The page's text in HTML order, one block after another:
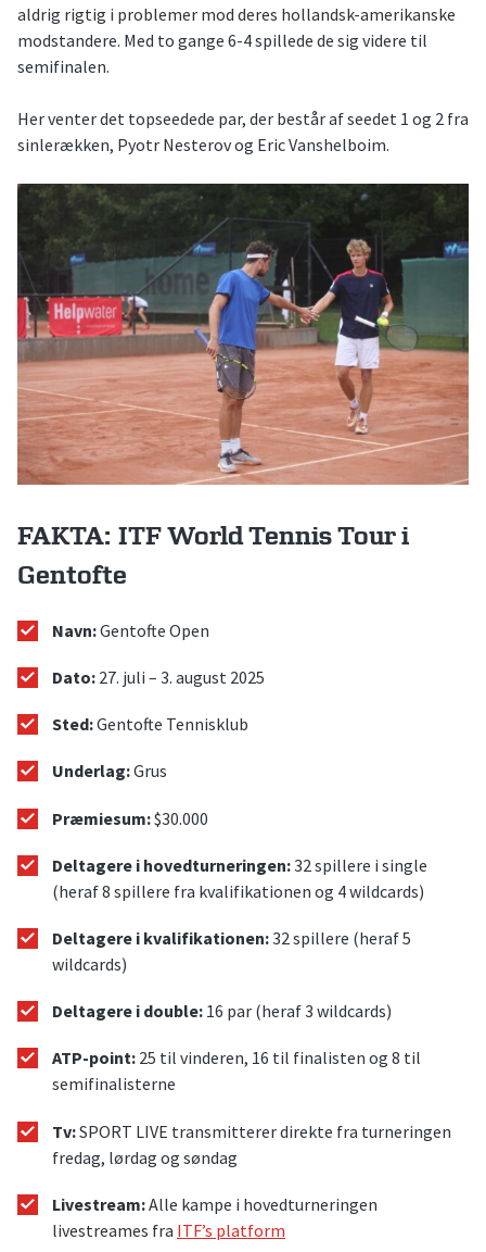
aldrig rigtig i problemer mod deres hollandsk-amerikanske
modstandere. Med to gange 6-4 spillede de sig videre til
semifinalen.
Her venter det topseedede par, der består af seedet 1 og 2 fra
sinlerækken, Pyotr Nesterov og Eric Vanshelboim.
FAKTA: ITF World Tennis Tour i
Gentofte
Navn:Gentofte Open
Dato: 27. juli – 3. august 2025
Sted:Gentofte Tennisklub
Underlag:Grus
Præmiesum:$30.000
Deltagere i hovedturneringen:32 spillere i single
(heraf 8 spillere fra kvalifikationen og 4 wildcards)
Deltagere i kvalifikationen:32 spillere (heraf 5
wildcards)
Deltagere i double: 16 par (heraf 3 wildcards)
ATP-point: 25 til vinderen, 16 til finalisten og 8 til
semifinalisterne
Tv:SPORT LIVE transmitterer direkte fra turneringen
fredag, lørdag og søndag
Livestream:Alle kampe i hovedturneringen
livestreames fra ITF’s platform